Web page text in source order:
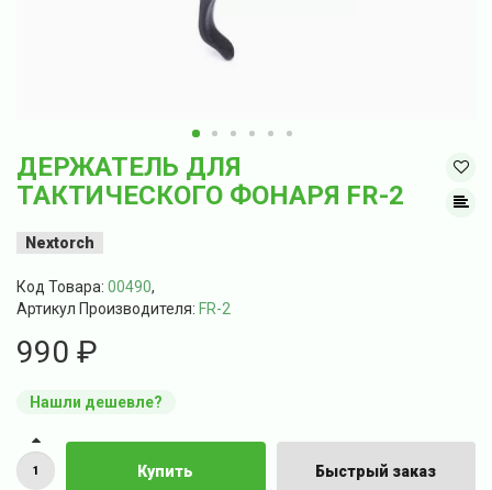
ДЕРЖАТЕЛЬ ДЛЯ
ТАКТИЧЕСКОГО ФОНАРЯ FR-2
Nextorch
Код Товара: 00490,
Артикул Производителя: FR-2
990 ₽
Нашли дешевле?
Купить Быстрый заказ